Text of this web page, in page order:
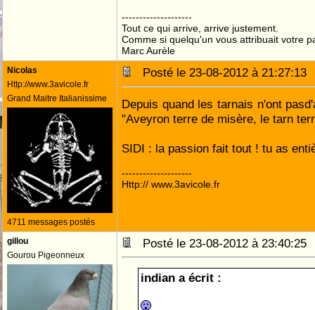
--------------------
Tout ce qui arrive, arrive justement.
Comme si quelqu'un vous attribuait votre
Marc Aurèle
Nicolas
Http://www.3avicole.fr
Grand Maitre Italianissime
4711 messages postés
Posté le 23-08-2012 à
Depuis quand les tarnais n'ont
"Aveyron terre de misère, le tarn
SIDI : la passion fait tout ! tu as
--------------------
Http:// www.3avicole.fr
gillou
Gourou Pigeonneux
Posté le 23-08-2012 à
indian a écrit :